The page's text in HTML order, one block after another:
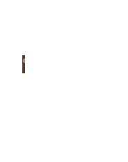
© Pet